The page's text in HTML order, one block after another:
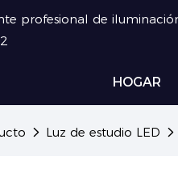
profesional de
HOGAR
Luz de estudio LED